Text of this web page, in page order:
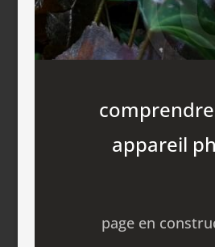
appareil
page en